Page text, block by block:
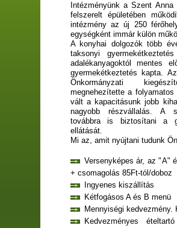
Intézményünk a Szent
felszerelt épületében
intézmény az új 250
egységként immár külön
A konyhai dolgozók több
taksonyi
adalékanyagoktól mentes
gyermekétkeztetés kapta.
Önkormányzati
megnehezítette a
vált a kapacitásunk jobb
nagyobb részvállalás. A
továbbra is biztosítani a
ellátását.
Mi az, amit nyújtani tudunk
Versenyképes ár, az "A"
+ csomagolás 85Ft-tól/doboz
Ingyenes kiszállítás
Kétfogásos A és B menü
Mennyiségi kedvezmény.
Kedvezményes